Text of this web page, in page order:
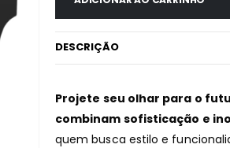
DESCRIÇÃO
Projete seu olhar para o
combinam sofisticação e
quem busca estilo e